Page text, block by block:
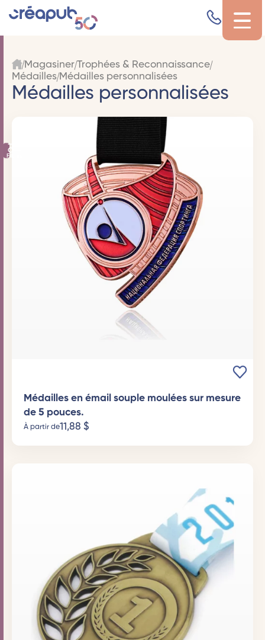
Magasiner Trophées & Reconnaissance
Médailles Médailles personnalisées
Médailles personnalisées
Filtres
Médailles en émail souple moulées sur mesure
de 5 pouces.
À partir de11,88 $